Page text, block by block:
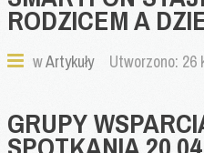
RODZICEMA
wArtykuły Utworzono: 26
GRUPY